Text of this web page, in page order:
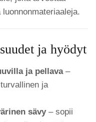
ja hyödyt
ja pellava–
ja
sävy– sopii